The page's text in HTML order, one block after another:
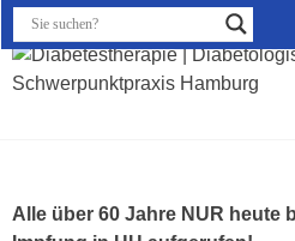
Skip
to
Alle über 60 Jahre NUR heute